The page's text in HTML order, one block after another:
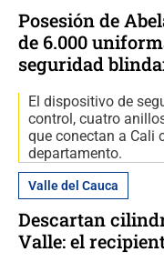
Posesión de
de 6.000
seguridad
El dispositivo de
control, cuatro
que conectan a Cali
departamento.
Valle del Cauca
Descartan
Valle: el